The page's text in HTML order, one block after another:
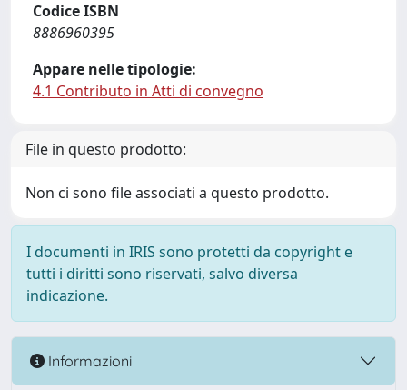
Codice ISBN
8886960395
Appare nelle tipologie:
4.1 Contributo in Atti di convegno
File in questo prodotto:
Non ci sono file associati a questo prodotto.
I documenti in IRIS sono protetti da copyright e
tutti i diritti sono riservati, salvo diversa
indicazione.
Informazioni